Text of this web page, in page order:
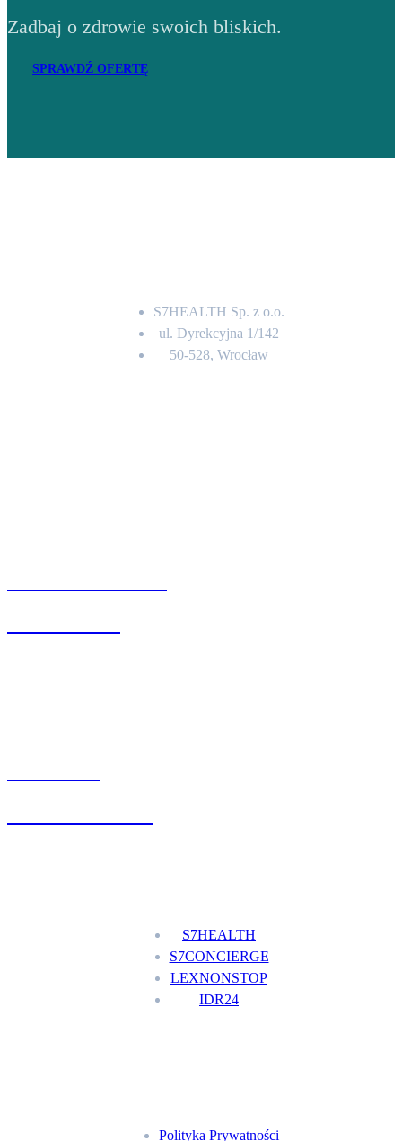
Zadbaj o zdrowie swoich bliskich.
SPRAWDŹ OFERTĘ
S7HEALTH Sp. z o.o.
ul. Dyrekcyjna 1/142
50-528, Wrocław
S7HEALTH
S7CONCIERGE
LEXNONSTOP
IDR24
Polityka Prywatności